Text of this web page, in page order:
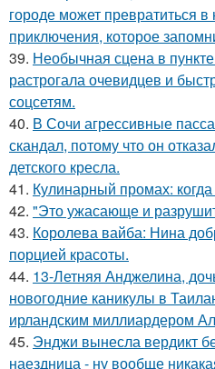
городе может превратиться
приключения, которое
39. Необычная сцена в
растрогала очевидцев и
соцсетям.
40. В Сочи агрессивные
скандал, потому что он
детского кресла.
41. Кулинарный промах: когда
42. "Это ужасающе и
43. Королева вайба: Нина
порцией красоты.
44. 13-Летняя Анджелина,
новогодние каникулы в
ирландским миллиардером
45. Энджи вынесла вердикт
наездница - ну вообще